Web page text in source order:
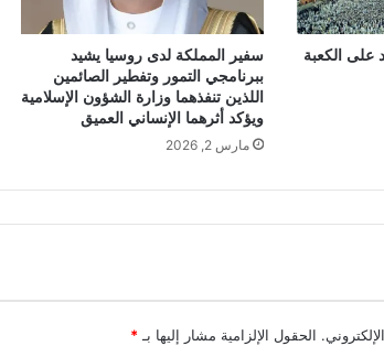
على الكعبة
سفير المملكة لدى روسيا يشيد
ببرنامجي التمور وتفطير الصائمين
اللذين تنفذهما وزارة الشؤون الإسلامية
ويؤكد أثرهما الإنساني العميق
مارس 2, 2026
الحقول الإلزامية مشار إليها بـ*